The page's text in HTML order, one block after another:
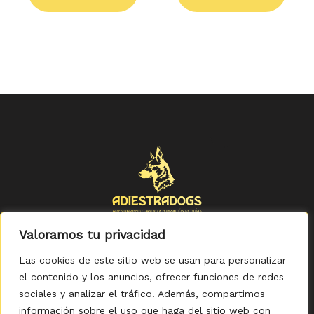
Valoramos tu privacidad
Las cookies de este sitio web se usan para personalizar
el contenido y los anuncios, ofrecer funciones de redes
sociales y analizar el tráfico. Además, compartimos
información sobre el uso que haga del sitio web con
Política de Privacidad -Política de Cookies-Aviso legal
Accesibilidad- Condiciones Generales de Compra